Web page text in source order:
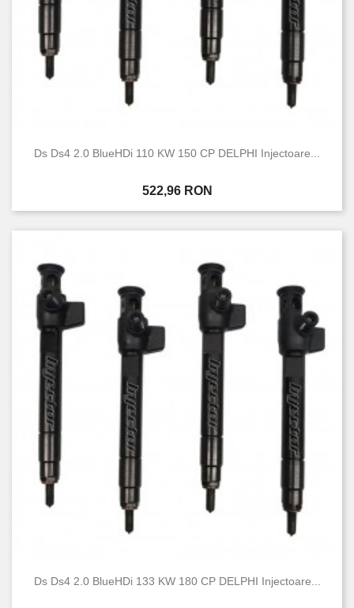
Ds Ds4 2.0 BlueHDi 110 KW 150 CP DELPHI Injectoare...
Pret
522,96 RON
Ds Ds4 2.0 BlueHDi 133 KW 180 CP DELPHI Injectoare...